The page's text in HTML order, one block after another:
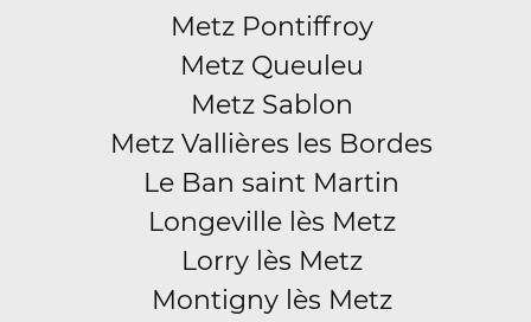
Metz Pontiffroy
Metz Queuleu
Metz Sablon
Metz Vallières les Bordes
Le Ban saint Martin
Longeville lès Metz
Lorry lès Metz
Montigny lès Metz